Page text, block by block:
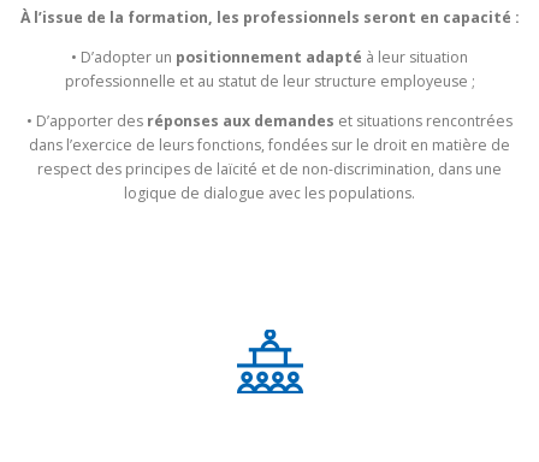
À l’issue de la formation, les professionnels seront en capacité :
• D’adopter un positionnement adapté à leur situation
professionnelle et au statut de leur structure employeuse ;
• D’apporter des réponses aux demandes et situations rencontrées
dans l’exercice de leurs fonctions, fondées sur le droit en matière de
respect des principes de laïcité et de non-discrimination, dans une
logique de dialogue avec les populations.